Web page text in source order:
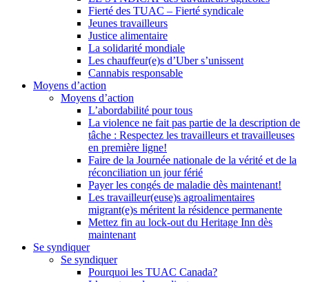
Fierté des TUAC – Fierté syndicale
Jeunes travailleurs
Justice alimentaire
La solidarité mondiale
Les chauffeur(e)s d’Uber s’unissent
Cannabis responsable
Moyens d’action
Moyens d’action
L’abordabilité pour tous
La violence ne fait pas partie de la description de
tâche : Respectez les travailleurs et travailleuses
en première ligne!
Faire de la Journée nationale de la vérité et de la
réconciliation un jour férié
Payer les congés de maladie dès maintenant!
Les travailleur(euse)s agroalimentaires
migrant(e)s méritent la résidence permanente
Mettez fin au lock-out du Heritage Inn dès
maintenant
Se syndiquer
Se syndiquer
Pourquoi les TUAC Canada?